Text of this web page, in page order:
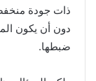
ذات جودة
دون أن يكون
ضبطها.